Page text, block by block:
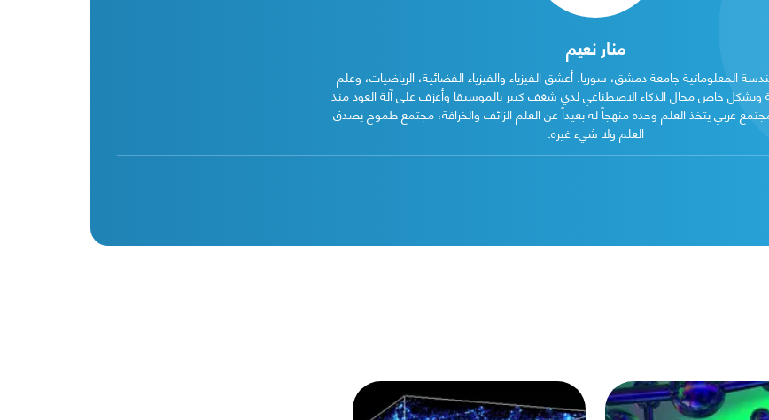
منار نعيم
المعلوماتية جامعة دمشق، سوريا. أعشق الفيزياء والفيزياء الفضائية، الرياضيات، وعلم
وبشكل خاص مجال الذكاء الاصطناعي لدي شغف كبير بالموسيقا وأعزف على آلة العود منذ
عربي يتخذ العلم وحده منهجاً له بعيداً عن العلم الزائف والخرافة، مجتمع طموح يصدق
العلم ولا شيء غيره.